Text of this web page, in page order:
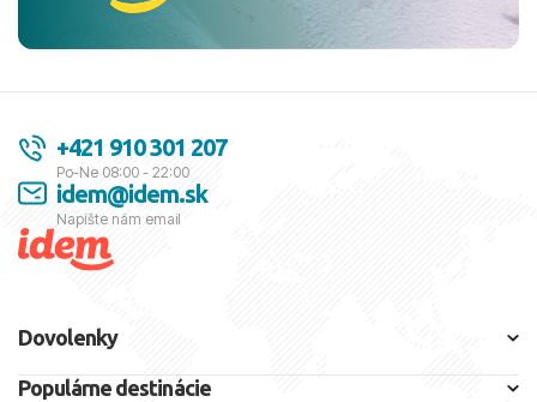
+421 910 301 207
Po-Ne 08:00 - 22:00
idem@idem.sk
Napíšte nám email
Dovolenky
Populárne destinácie